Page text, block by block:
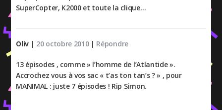
SuperCopter, K2000 et toute la clique…
Oliv | 20 octobre 2010| Répondre
13 épisodes , comme » l’homme de l’Atlantide ».
Accrochez vous à vos sac « t’as ton tan’s ? » , pour
MANIMAL : juste 7 épisodes ! Rip Simon.